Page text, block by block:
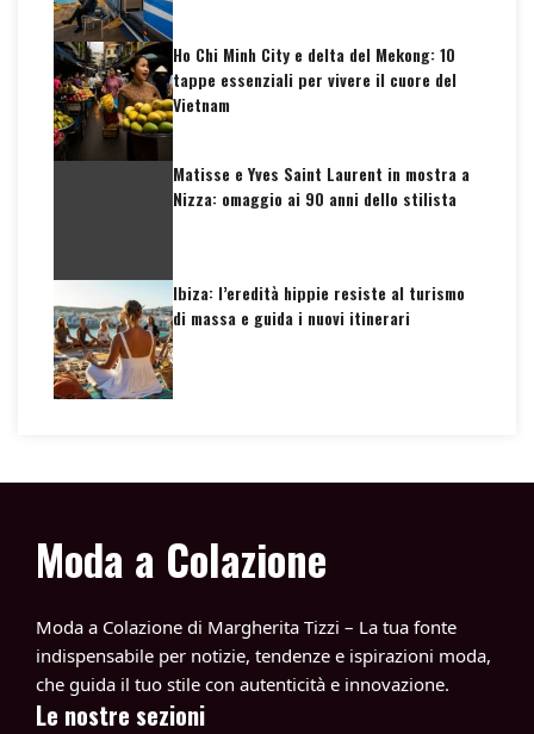
Ho Chi Minh City e delta del Mekong: 10
tappe essenziali per vivere il cuore del
Vietnam
Matisse e Yves Saint Laurent in mostra a
Nizza: omaggio ai 90 anni dello stilista
Ibiza: l’eredità hippie resiste al turismo
di massa e guida i nuovi itinerari
Moda a Colazione
Moda a Colazione di Margherita Tizzi – La tua fonte
indispensabile per notizie, tendenze e ispirazioni moda,
che guida il tuo stile con autenticità e innovazione.
Le nostre sezioni